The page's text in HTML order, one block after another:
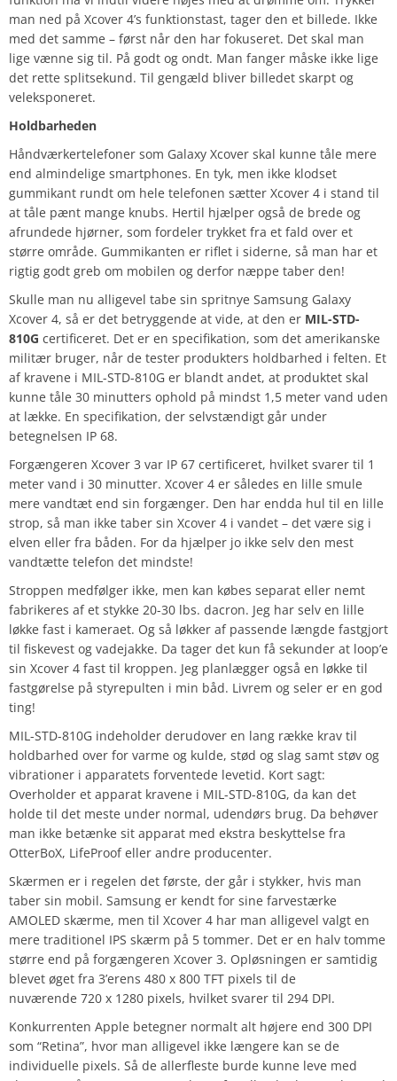
man ned på Xcover 4’s funktionstast, tager den et billede. Ikke
med det samme – først når den har fokuseret. Det skal man
lige vænne sig til. På godt og ondt. Man fanger måske ikke lige
det rette splitsekund. Til gengæld bliver billedet skarpt og
veleksponeret.
Holdbarheden
Håndværkertelefoner som Galaxy Xcover skal kunne tåle mere
end almindelige smartphones. En tyk, men ikke klodset
gummikant rundt om hele telefonen sætter Xcover 4 i stand til
at tåle pænt mange knubs. Hertil hjælper også de brede og
afrundede hjørner, som fordeler trykket fra et fald over et
større område. Gummikanten er riflet i siderne, så man har et
rigtig godt greb om mobilen og derfor næppe taber den!
Skulle man nu alligevel tabe sin spritnye Samsung Galaxy
Xcover 4, så er det betryggende at vide, at den er MIL-STD-
810G certificeret. Det er en specifikation, som det amerikanske
militær bruger, når de tester produkters holdbarhed i felten. Et
af kravene i MIL-STD-810G er blandt andet, at produktet skal
kunne tåle 30 minutters ophold på mindst 1,5 meter vand uden
at lække. En specifikation, der selvstændigt går under
betegnelsen IP 68.
Forgængeren Xcover 3 var IP 67 certificeret, hvilket svarer til 1
meter vand i 30 minutter. Xcover 4 er således en lille smule
mere vandtæt end sin forgænger. Den har endda hul til en lille
strop, så man ikke taber sin Xcover 4 i vandet – det være sig i
elven eller fra båden. For da hjælper jo ikke selv den mest
vandtætte telefon det mindste!
Stroppen medfølger ikke, men kan købes separat eller nemt
fabrikeres af et stykke 20-30 lbs. dacron. Jeg har selv en lille
løkke fast i kameraet. Og så løkker af passende længde fastgjort
til fiskevest og vadejakke. Da tager det kun få sekunder at loop’e
sin Xcover 4 fast til kroppen. Jeg planlægger også en løkke til
fastgørelse på styrepulten i min båd. Livrem og seler er en god
ting!
MIL-STD-810G indeholder derudover en lang række krav til
holdbarhed over for varme og kulde, stød og slag samt støv og
vibrationer i apparatets forventede levetid. Kort sagt:
Overholder et apparat kravene i MIL-STD-810G, da kan det
holde til det meste under normal, udendørs brug. Da behøver
man ikke betænke sit apparat med ekstra beskyttelse fra
OtterBoX, LifeProof eller andre producenter.
Skærmen er i regelen det første, der går i stykker, hvis man
taber sin mobil. Samsung er kendt for sine farvestærke
AMOLED skærme, men til Xcover 4 har man alligevel valgt en
mere traditionel IPS skærm på 5 tommer. Det er en halv tomme
større end på forgængeren Xcover 3. Opløsningen er samtidig
blevet øget fra 3’erens 480 x 800 TFT pixels til de
nuværende 720 x 1280 pixels, hvilket svarer til 294 DPI.
Konkurrenten Apple betegner normalt alt højere end 300 DPI
som “Retina”, hvor man alligevel ikke længere kan se de
individuelle pixels. Så de allerfleste burde kunne leve med